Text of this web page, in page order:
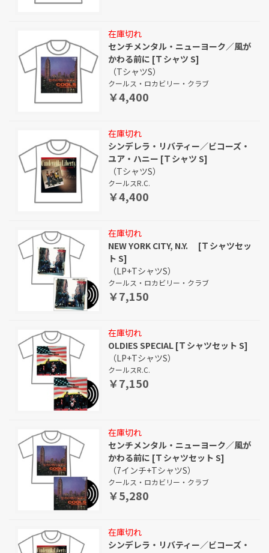
在庫切れ
センチメンタル・ニューヨーク／風が
かわる前に [Ｔシャツ S]
（TシャツS）
クールス・ロカビリー・クラブ
￥4,400
在庫切れ
シンデレラ・リバティー／ビコーズ・
ユア・ハニー [Ｔシャツ S]
（TシャツS）
クールスR.C.
￥4,400
在庫切れ
NEW YORK CITY, N.Y. [Ｔシャツセッ
ト S]
（LP+TシャツS）
クールス・ロカビリー・クラブ
￥7,150
在庫切れ
OLDIES SPECIAL [Ｔシャツセット S]
（LP+TシャツS）
クールスR.C.
￥7,150
在庫切れ
センチメンタル・ニューヨーク／風が
かわる前に [Ｔシャツセット S]
（7インチ+TシャツS）
クールス・ロカビリー・クラブ
￥5,280
在庫切れ
シンデレラ・リバティー／ビコーズ・